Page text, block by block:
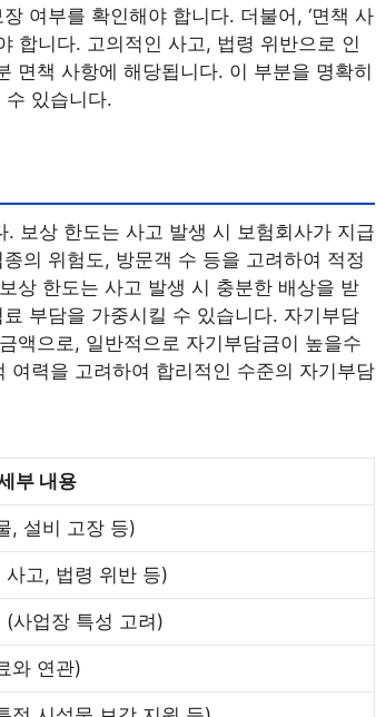
여부를 확인해야 합니다. 더불어, ‘면책 사
합니다. 고의적인 사고, 법령 위반으로 인
면책 사항에 해당됩니다. 이 부분을 명확히
수 있습니다.
. 보상 한도는 사고 발생 시 보험회사가 지급
의 위험도, 방문객 수 등을 고려하여 적정
상 한도는 사고 발생 시 충분한 배상을 받
부담을 가중시킬 수 있습니다. 자기부담
액으로, 일반적으로 자기부담금이 높을수
력을 고려하여 합리적인 수준의 자기부담
부 내용
, 설비 고장 등)
고, 법령 위반 등)
사업장 특성 고려)
와 연관)